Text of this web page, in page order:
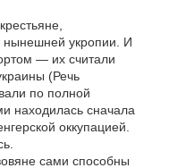
нынешней укропии. И
— их считали
(Речь
по полной
находилась сначала
оккупацией.
сами способны